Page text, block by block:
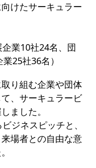
けたサーキュラー
業10社24名、団
25社36名）
り組む企業や団体
、サーキュラービ
ました。
ジネスピッチと、
場者との自由な意